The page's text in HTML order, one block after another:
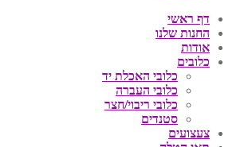
דף ראשי
החנות שלנו
אודות
כלובים
כלובי האכלת יד
כלובי העברה
כלובי ריבוי/חצר
סטנדים
צעצועים